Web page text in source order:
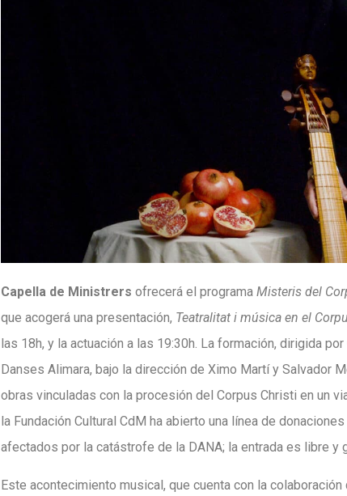
Capella de Ministrers ofrecerá el programa Misteris del
que acogerá una presentación, Teatralitat i música en el
las 18h, y la actuación a las 19:30h. La formación, dirigida
Danses Alimara, bajo la dirección de Ximo Martí y Salvador
obras vinculadas con la procesión del Corpus Christi en un
la Fundación Cultural CdM ha abierto una línea de
afectados por la catástrofe de la DANA; la entrada es libre y
Este acontecimiento musical, que cuenta con la